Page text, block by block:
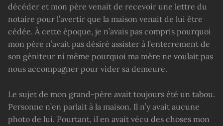
décéder et mon père venait de recevoir une lettre du
notaire pour l’avertir que la maison venait de lui être
cédée. À cette époque, je n’avais pas compris pourquoi
mon père n’avait pas désiré assister à l’enterrement de
son géniteur ni même pourquoi ma mère ne voulait pas
nous accompagner pour vider sa demeure.
Le sujet de mon grand-père avait toujours été un tabou.
Personne n’en parlait à la maison. Il n’y avait aucune
photo de lui. Pourtant, il en avait vécu des choses mon